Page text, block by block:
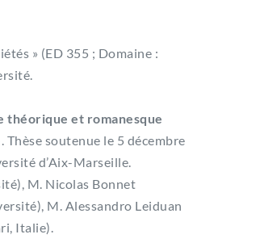
» (ED 355 ; Domaine :
et romanesque
. Thèse soutenue le 5 décembre
d’Aix-Marseille.
M. Nicolas Bonnet
M. Alessandro Leiduan
Italie).